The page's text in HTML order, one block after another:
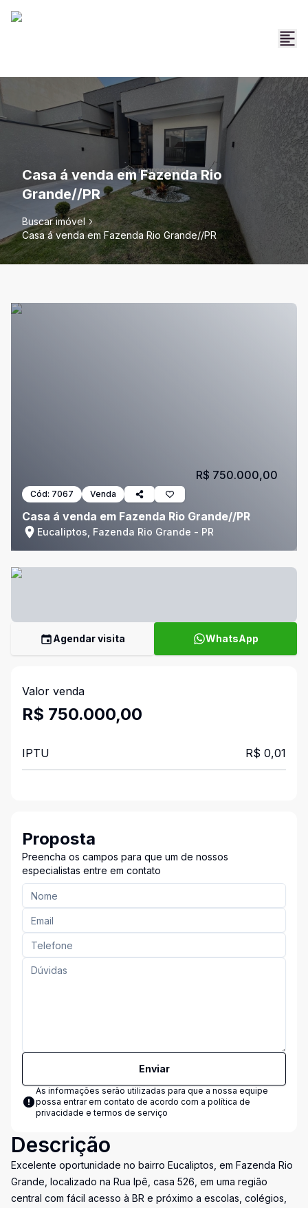
Casa á venda em Fazenda Rio
Grande//PR
Buscar imóvel
Casa á venda em Fazenda Rio Grande//PR
Cód: 7067 Venda
Casa á venda em Fazenda Rio Grande//PR
Eucaliptos, Fazenda Rio Grande - PR
R$ 750.000,00
Agendar visita WhatsApp
Valor venda
R$ 750.000,00
IPTU R$ 0,01
Proposta
Preencha os campos para que um de nossos
especialistas entre em contato
Enviar
As informações serão utilizadas para que a nossa equipe
possa entrar em contato de acordo com a política de
privacidade e termos de serviço
Descrição
Excelente oportunidade no bairro Eucaliptos, em Fazenda Rio
Grande, localizado na Rua Ipê, casa 526, em uma região
central com fácil acesso à BR e próximo a escolas, colégios,